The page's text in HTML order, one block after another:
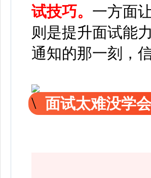
试技巧。 一方面
则是提升面试能
通知的那一刻，
面试太难没学